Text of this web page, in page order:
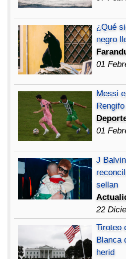
¿Qué
negro
01
Messi
01
J
sellan
22
Tiroteo
Blanca
herid